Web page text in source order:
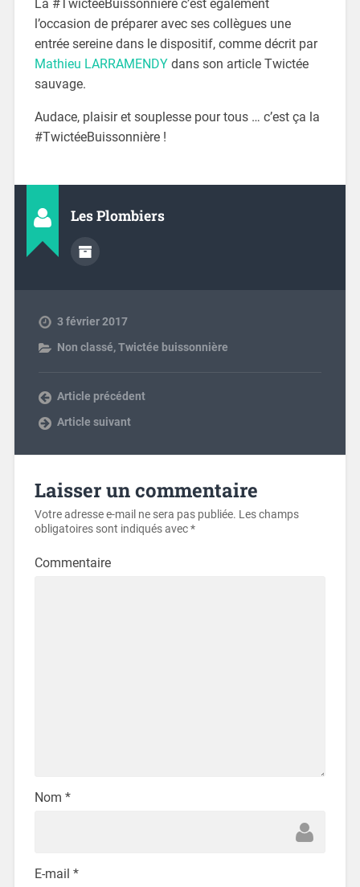
La #TwictéeBuissonnière c’est également
l’occasion de préparer avec ses collègues une
entrée sereine dans le dispositif, comme décrit par
Mathieu LARRAMENDYdans son article Twictée
sauvage.
Audace, plaisir et souplesse pour tous … c’est ça la
#TwictéeBuissonnière !
Les Plombiers
3 février 2017
Non classé,Twictée buissonnière
Article précédent
Article suivant
Laisser un commentaire
Votre adresse e-mail ne sera pas publiée. Les champs
obligatoires sont indiqués avec*
Commentaire
Nom *
E-mail *